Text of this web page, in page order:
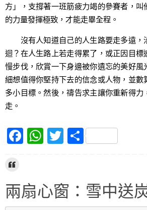
方」，支撐著一班筋疲力竭的參賽者，
的力量發揮極致，才能走畢全程。
沒有人知道自己的人生路要走多遠，
迴？在人生路上若走得累了，或正因目標
慢步伐，欣賞一下身邊被你遺忘的美好風
細想值得你堅持下去的信念或人物，並數
多小目標。然後，禱告求主讓你重新得
走。
F
e
b
W
s
A
T
er
S
e
兩扇心窗：雪中送